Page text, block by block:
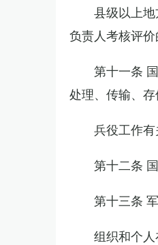
县级以上
负责人考核评价
第十一条
处理、传输、
兵役工作
第十二条
第十三条
组织和个